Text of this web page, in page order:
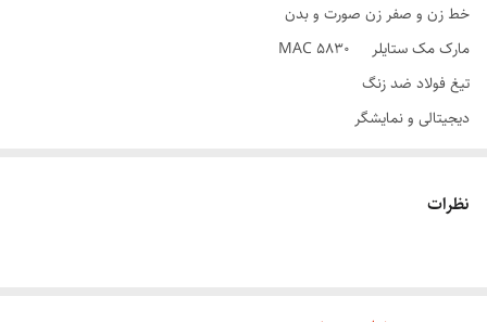
خط زن و صفر زن صورت و بدن
مارک مک ستایلر MAC 5830
تیغ فولاد ضد زنگ
دیجیتالی و نمایشگر
همراه با کیف نگهداری و مسافرت
نظرات